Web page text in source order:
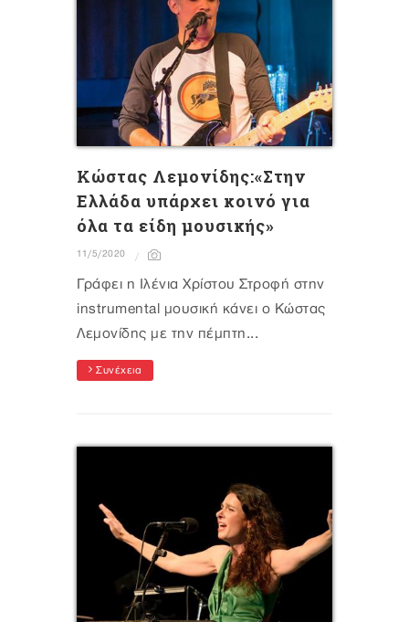
Κώστας Λεμονίδης:«Στην
Ελλάδα υπάρχει κοινό για
όλα τα είδη μουσικής»
11/5/2020
Γράφει η Ιλένια Χρίστου Στροφή στην
instrumental μουσική κάνει ο Κώστας
Λεμονίδης με την πέμπτη...
Συνέχεια